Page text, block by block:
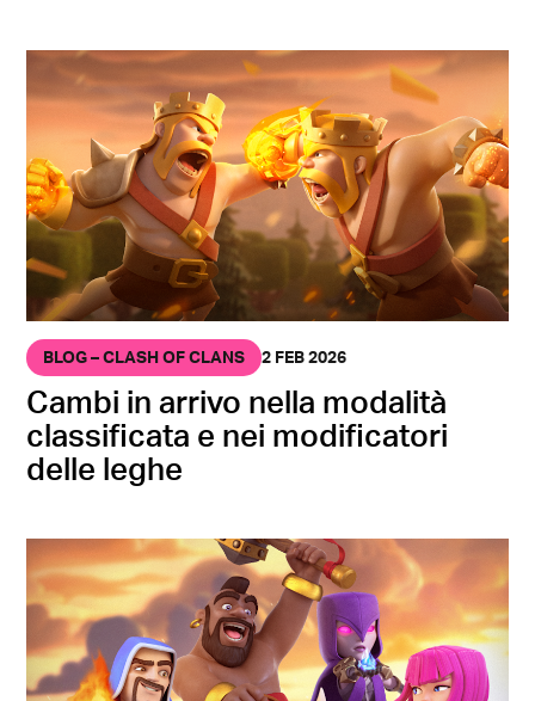
BLOG – CLASH OF CLANS 2 FEB 2026
Cambi in arrivo nella modalità
classificata e nei modificatori
delle leghe